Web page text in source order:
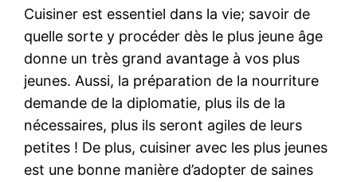
Cuisiner est essentiel dans la vie; savoir de
quelle sorte y procéder dès le plus jeune âge
donne un très grand avantage à vos plus
jeunes. Aussi, la préparation de la nourriture
demande de la diplomatie, plus ils de la
nécessaires, plus ils seront agiles de leurs
petites ! De plus, cuisiner avec les plus jeunes
est une bonne manière d’adopter de saines